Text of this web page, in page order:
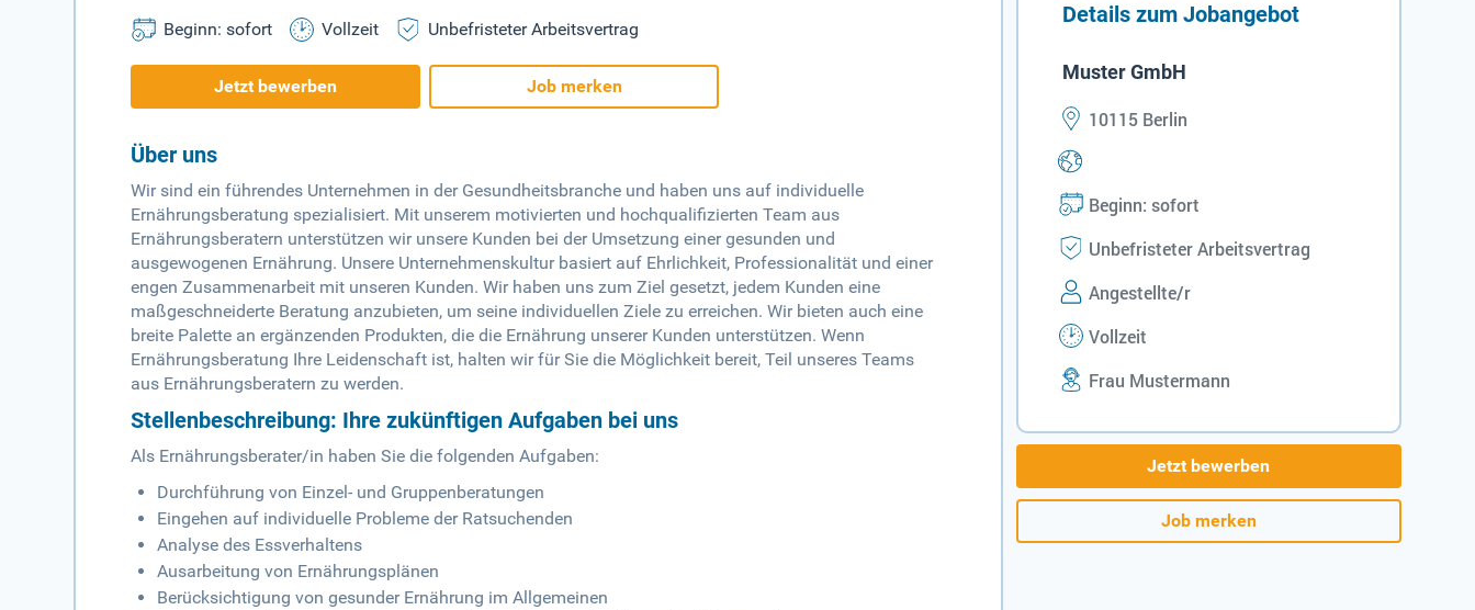
Beginn: sofort Vollzeit Unbefristeter Arbeitsvertrag
Jetzt bewerben Job merken
Über uns
Wir sind ein führendes Unternehmen in der Gesundheitsbranche und haben uns auf individuelle
Ernährungsberatung spezialisiert. Mit unserem motivierten und hochqualifizierten Team aus
Ernährungsberatern unterstützen wir unsere Kunden bei der Umsetzung einer gesunden und
ausgewogenen Ernährung. Unsere Unternehmenskultur basiert auf Ehrlichkeit, Professionalität und einer
engen Zusammenarbeit mit unseren Kunden. Wir haben uns zum Ziel gesetzt, jedem Kunden eine
maßgeschneiderte Beratung anzubieten, um seine individuellen Ziele zu erreichen. Wir bieten auch eine
breite Palette an ergänzenden Produkten, die die Ernährung unserer Kunden unterstützen. Wenn
Ernährungsberatung Ihre Leidenschaft ist, halten wir für Sie die Möglichkeit bereit, Teil unseres Teams
aus Ernährungsberatern zu werden.
Stellenbeschreibung: Ihre zukünftigen Aufgaben bei uns
Als Ernährungsberater/in haben Sie die folgenden Aufgaben:
Durchführung von Einzel- und Gruppenberatungen
Eingehen auf individuelle Probleme der Ratsuchenden
Analyse des Essverhaltens
Ausarbeitung von Ernährungsplänen
Berücksichtigung von gesunder Ernährung im Allgemeinen
Details zum Jobangebot
Muster GmbH
10115 Berlin
Beginn: sofort
Unbefristeter Arbeitsvertrag
Angestellte/r
Vollzeit
Frau Mustermann
Jetzt bewerben
Job merken